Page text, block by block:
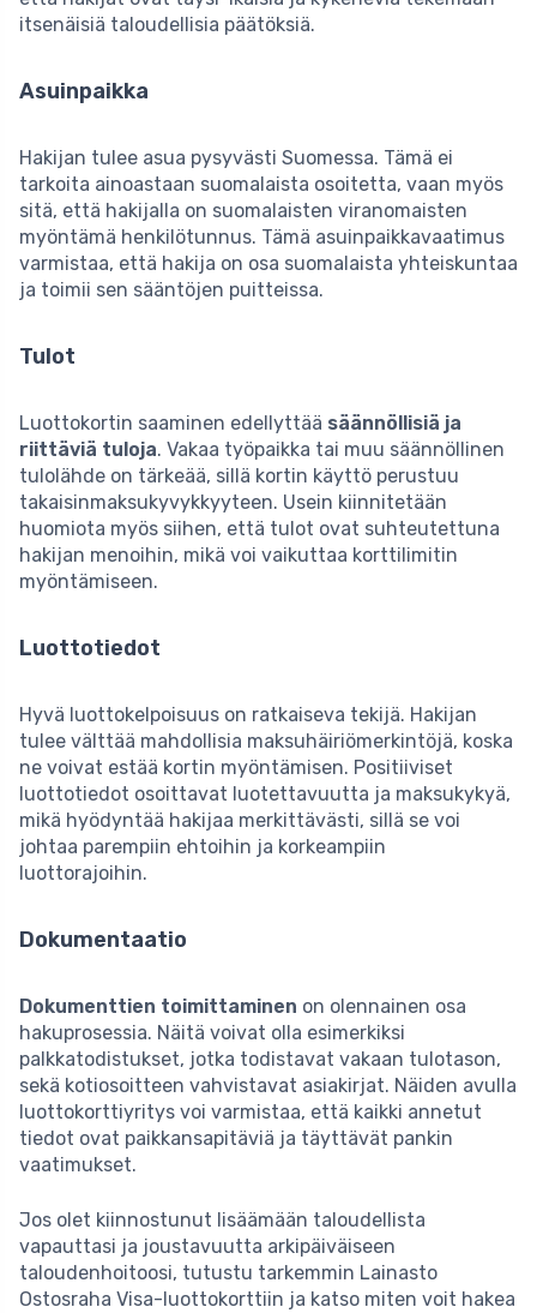
itsenäisiä taloudellisia päätöksiä.
Asuinpaikka
Hakijan tulee asua pysyvästi Suomessa. Tämä ei
tarkoita ainoastaan suomalaista osoitetta, vaan myös
sitä, että hakijalla on suomalaisten viranomaisten
myöntämä henkilötunnus. Tämä asuinpaikkavaatimus
varmistaa, että hakija on osa suomalaista yhteiskuntaa
ja toimii sen sääntöjen puitteissa.
Tulot
Luottokortin saaminen edellyttää säännöllisiä ja
riittäviä tuloja. Vakaa työpaikka tai muu säännöllinen
tulolähde on tärkeää, sillä kortin käyttö perustuu
takaisinmaksukyvykkyyteen. Usein kiinnitetään
huomiota myös siihen, että tulot ovat suhteutettuna
hakijan menoihin, mikä voi vaikuttaa korttilimitin
myöntämiseen.
Luottotiedot
Hyvä luottokelpoisuus on ratkaiseva tekijä. Hakijan
tulee välttää mahdollisia maksuhäiriömerkintöjä, koska
ne voivat estää kortin myöntämisen. Positiiviset
luottotiedot osoittavat luotettavuutta ja maksukykyä,
mikä hyödyntää hakijaa merkittävästi, sillä se voi
johtaa parempiin ehtoihin ja korkeampiin
luottorajoihin.
Dokumentaatio
Dokumenttien toimittaminen on olennainen osa
hakuprosessia. Näitä voivat olla esimerkiksi
palkkatodistukset, jotka todistavat vakaan tulotason,
sekä kotiosoitteen vahvistavat asiakirjat. Näiden avulla
luottokorttiyritys voi varmistaa, että kaikki annetut
tiedot ovat paikkansapitäviä ja täyttävät pankin
vaatimukset.
Jos olet kiinnostunut lisäämään taloudellista
vapauttasi ja joustavuutta arkipäiväiseen
taloudenhoitoosi, tutustu tarkemmin Lainasto
Ostosraha Visa-luottokorttiin ja katso miten voit hakea